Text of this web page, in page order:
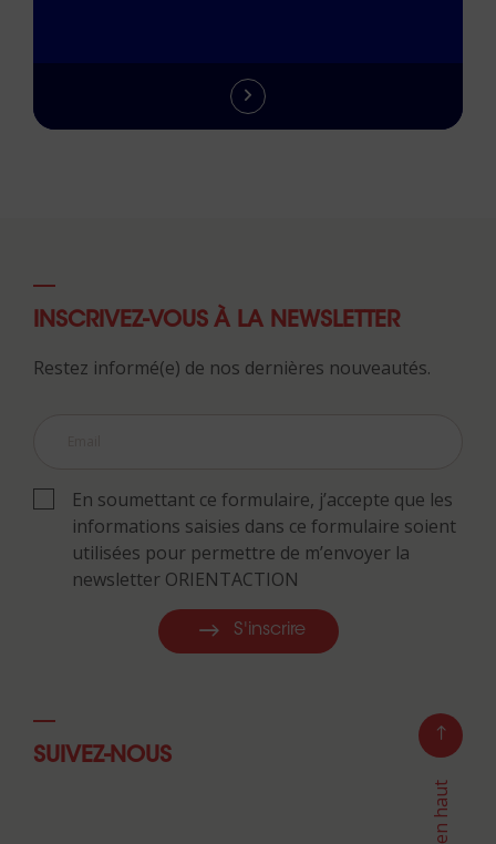
INSCRIVEZ-VOUS À LA NEWSLETTER
Restez informé(e) de nos dernières nouveautés.
En soumettant ce formulaire, j’accepte que les
informations saisies dans ce formulaire soient
utilisées pour permettre de m’envoyer la
newsletter ORIENTACTION
S'inscrire
SUIVEZ-NOUS